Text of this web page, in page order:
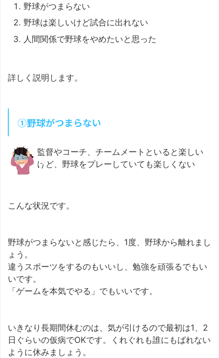
野球がつまらない
野球は楽しいけど試合に出れない
人間関係で野球をやめたいと思った
詳しく説明します。
①野球がつまらない
監督やコーチ、チームメートといると楽しい
けど、野球をプレーしていても楽しくない
こんな状況です。
野球がつまらないと感じたら、1度、野球から離れまし
ょう。
違うスポーツをするのもいいし、勉強を頑張るでもい
いです。
「ゲームを本気でやる」でもいいです。
いきなり長期間休むのは、気が引けるので最初は1、2
日ぐらいの仮病でOKです。くれぐれも誰にもばれない
ように休みましょう。